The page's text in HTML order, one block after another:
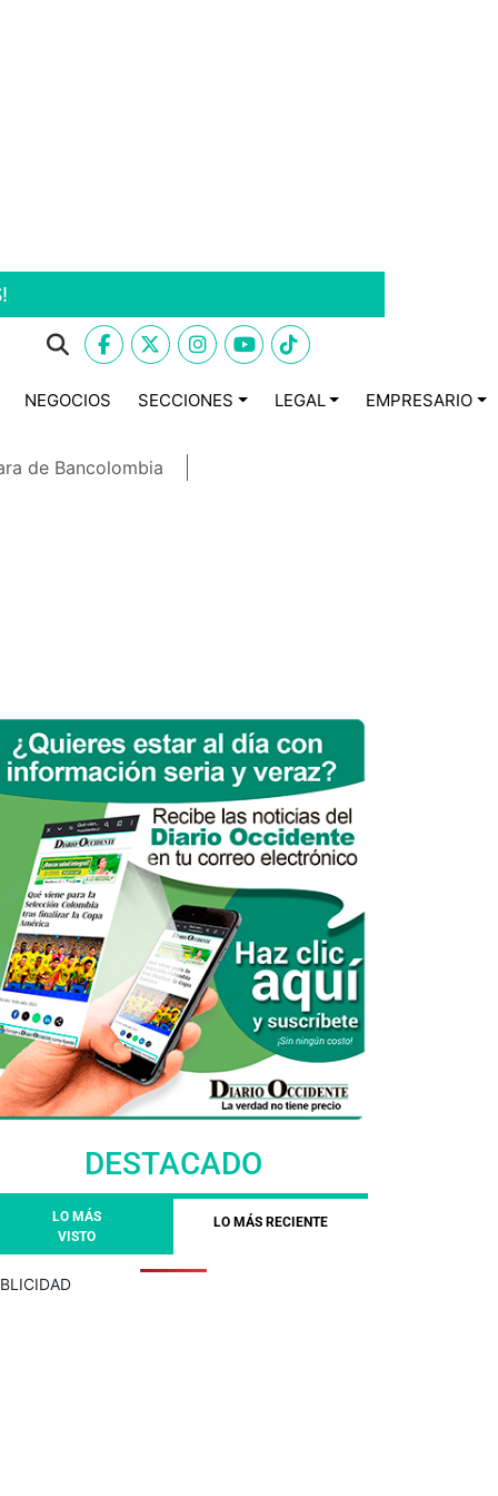
NEGOCIOS SECCIONES LEGAL EMPRESARIO
de Bancolombia
DESTACADO
LO MÁS
VISTO
LO MÁS RECIENTE